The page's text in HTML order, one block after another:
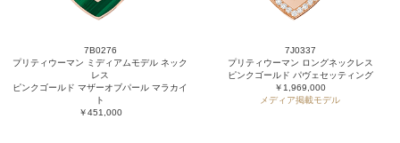
7B0276
プリティウーマン ミディアムモデル ネック
レス
ピンクゴールド マザーオブパール マラカイ
ト
￥451,000
7J0337
プリティウーマン ロングネックレス
ピンクゴールド パヴェセッティング
￥1,969,000
メディア掲載モデル